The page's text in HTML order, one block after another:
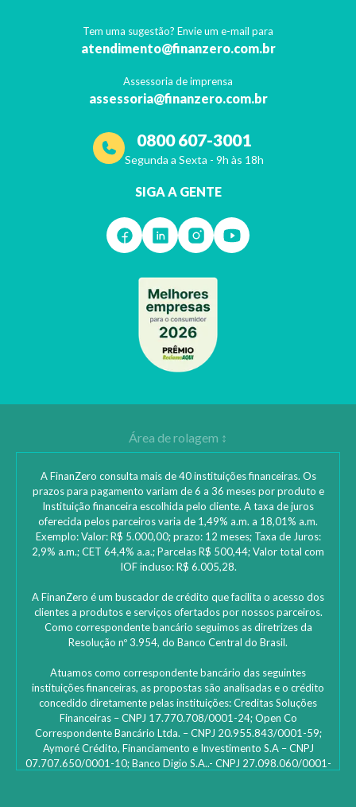
Tem uma sugestão? Envie um e-mail para
atendimento@finanzero.com.br
Assessoria de imprensa
assessoria@finanzero.com.br
0800 607-3001
Segunda a Sexta - 9h às 18h
SIGA A GENTE
A FinanZero consulta mais de 40 instituições financeiras. Os
prazos para pagamento variam de 6 a 36 meses por produto e
Instituição financeira escolhida pelo cliente. A taxa de juros
oferecida pelos parceiros varia de 1,49% a.m. a 18,01% a.m.
Exemplo: Valor: R$ 5.000,00; prazo: 12 meses; Taxa de Juros:
2,9% a.m.; CET 64,4% a.a.; Parcelas R$ 500,44; Valor total com
IOF incluso: R$ 6.005,28.
A FinanZero é um buscador de crédito que facilita o acesso dos
clientes a produtos e serviços ofertados por nossos parceiros.
Como correspondente bancário seguimos as diretrizes da
Resolução nº 3.954, do Banco Central do Brasil.
Atuamos como correspondente bancário das seguintes
instituições financeiras, as propostas são analisadas e o crédito
concedido diretamente pelas instituições: ‎Creditas Soluções
Financeiras – CNPJ 17.770.708/0001-24; Open Co
Correspondente Bancário Ltda. – CNPJ 20.955.843/0001-59;
Aymoré Crédito, Financiamento e Investimento S.A – CNPJ
07.707.650/0001-10; Banco Digio S.A..- CNPJ 27.098.060/0001-